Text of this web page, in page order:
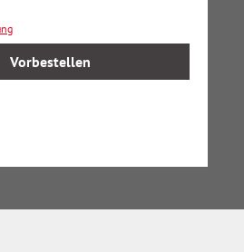
Wert ein
Vorbestellen